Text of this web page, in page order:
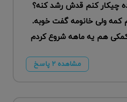
چیکار کنم قدش رشد کنه؟
کمه ولی خانومه گفت خوبه‌.
هم یه ماهه شروع کردم
مشاهده ۲ پاسخ